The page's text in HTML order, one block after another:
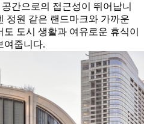
간으로의 접근성이 뛰어납니
정원 같은 랜드마크와 가까운
도시 생활과 여유로운 휴식이
여줍니다.